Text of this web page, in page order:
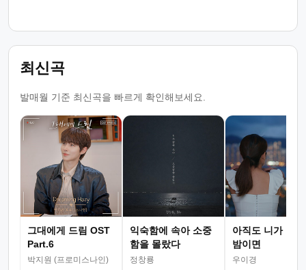
최신곡
발매월 기준 최신곡을 빠르게 확인해보세요.
그대에게 드림 OST
Part.6
박지원 (프로미스나인)
익숙함에 속아 소중
함을 몰랐다
정창룡
아직도 니가 그
밤이면
우이경